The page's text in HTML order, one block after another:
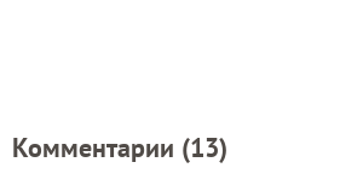
Комментарии (13)